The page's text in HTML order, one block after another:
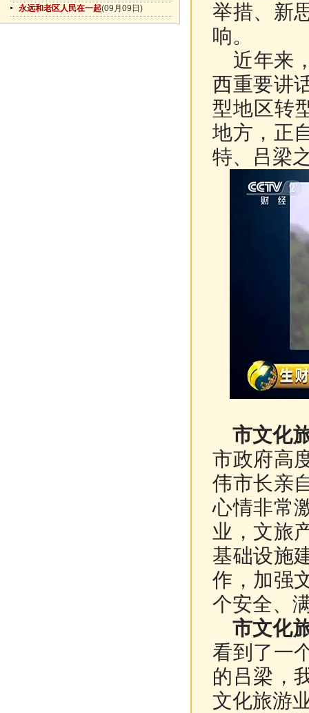
永远和老区人民在一起(09月09日)
举措、新
响。
近年来
西重要讲
型地区转
地方，正
特、吕梁
市文化
市政府高
伟市长亲
心情非常
业，文旅
基础设施
作，加强
个安全、
市文化
看到了一
的吕梁，
文化旅游